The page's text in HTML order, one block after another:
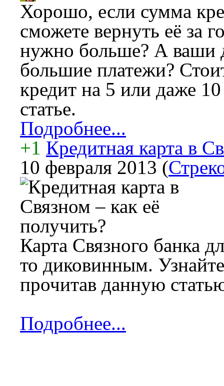
Хорошо, если сумма
сможете вернуть её за
нужно больше? А ваши
большие платежи?
кредит на 5 или даже
статье.
Подробнее...
+1 Кредитная карта в
10 февраля 2013 (
Карта Связного банка
то диковинным.
прочитав данную
Подробнее...